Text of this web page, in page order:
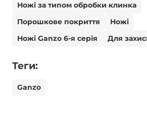
Ножі за типом обробки клинка
Порошкове покриття
Ножі
Ножі Ganzo 6-я серія
Для
Теги:
Ganzo